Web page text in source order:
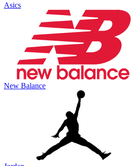
Asics
New Balance